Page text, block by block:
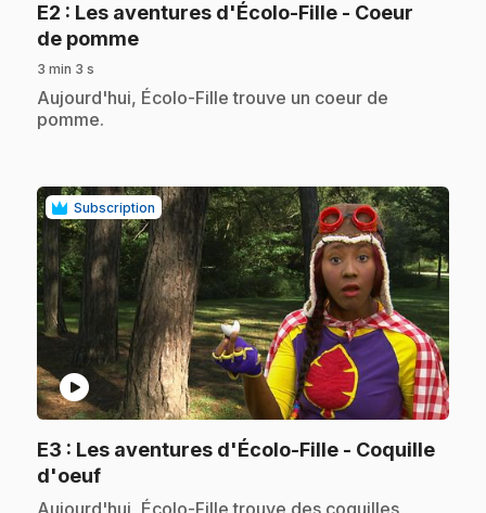
E2 : Les aventures d'Écolo-Fille - Coeur
de pomme.
3 min 3 s
.Aujourd'hui, Écolo-Fille trouve un coeur de
pomme.
Subscription
play_circle
E3 : Les aventures d'Écolo-Fille - Coquille
d'oeuf.
.Aujourd'hui, Écolo-Fille trouve des coquilles